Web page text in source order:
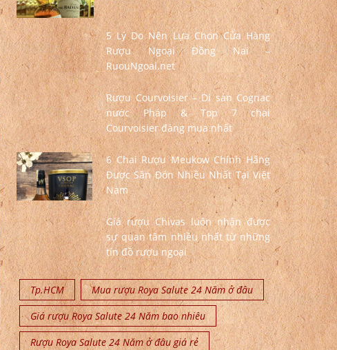
5 Lý Do Nên Lựa Chọn Cửa Hàng
Rượu Ngoại Đồng Nai –
RuouNgoai.net
Rượu Courvoisier – Di sản Cognac
nước Pháp & Top 7 chai
Courvoisier đáng mua nhất
6 Chai Rượu Meukow Chính Hãng
Được Săn Đón Nhiều Nhất Tại Việt
Nam
Giá rượu Chivas luôn nhận được
sự quan tâm nhiều nhất từ những
tín đồ rượu ngoại
Tp.HCM
Mua rượu Roya Salute 24 Năm ở đâu
Giá rượu Roya Salute 24 Năm bao nhiêu
Rượu Roya Salute 24 Năm ở đâu giá rẻ